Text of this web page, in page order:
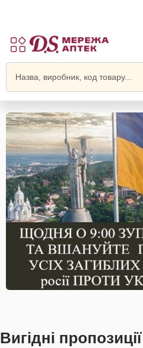
Вигідні пропозиції